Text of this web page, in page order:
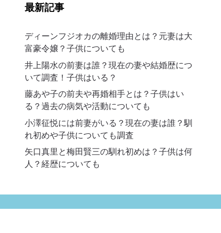
最新記事
ディーンフジオカの離婚理由とは？元妻は大
富豪令嬢？子供についても
井上陽水の前妻は誰？現在の妻や結婚歴につ
いて調査！子供はいる？
藤あや子の前夫や再婚相手とは？子供はい
る？過去の病気や活動についても
小澤征悦には前妻がいる？現在の妻は誰？馴
れ初めや子供についても調査
矢口真里と梅田賢三の馴れ初めは？子供は何
人？経歴についても